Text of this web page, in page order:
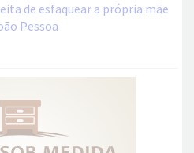
de esfaquear a própria mãe
Pessoa